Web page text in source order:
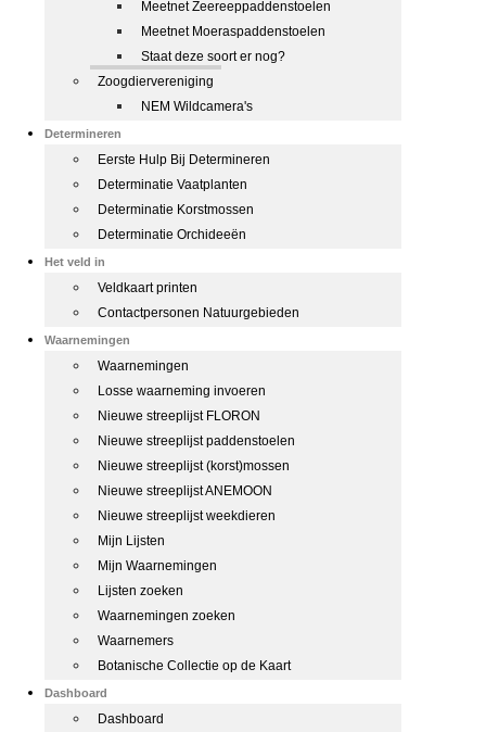
Meetnet Zeereeppaddenstoelen
Meetnet Moeraspaddenstoelen
Staat deze soort er nog?
Zoogdiervereniging
NEM Wildcamera's
Determineren
Eerste Hulp Bij Determineren
Determinatie Vaatplanten
Determinatie Korstmossen
Determinatie Orchideeën
Het veld in
Veldkaart printen
Contactpersonen Natuurgebieden
Waarnemingen
Waarnemingen
Losse waarneming invoeren
Nieuwe streeplijst FLORON
Nieuwe streeplijst paddenstoelen
Nieuwe streeplijst (korst)mossen
Nieuwe streeplijst ANEMOON
Nieuwe streeplijst weekdieren
Mijn Lijsten
Mijn Waarnemingen
Lijsten zoeken
Waarnemingen zoeken
Waarnemers
Botanische Collectie op de Kaart
Dashboard
Dashboard